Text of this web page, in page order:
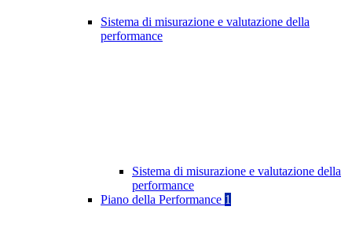
Sistema di misurazione e valutazione della
performance
Sistema di misurazione e valutazione della
performance
Piano della Performance 1